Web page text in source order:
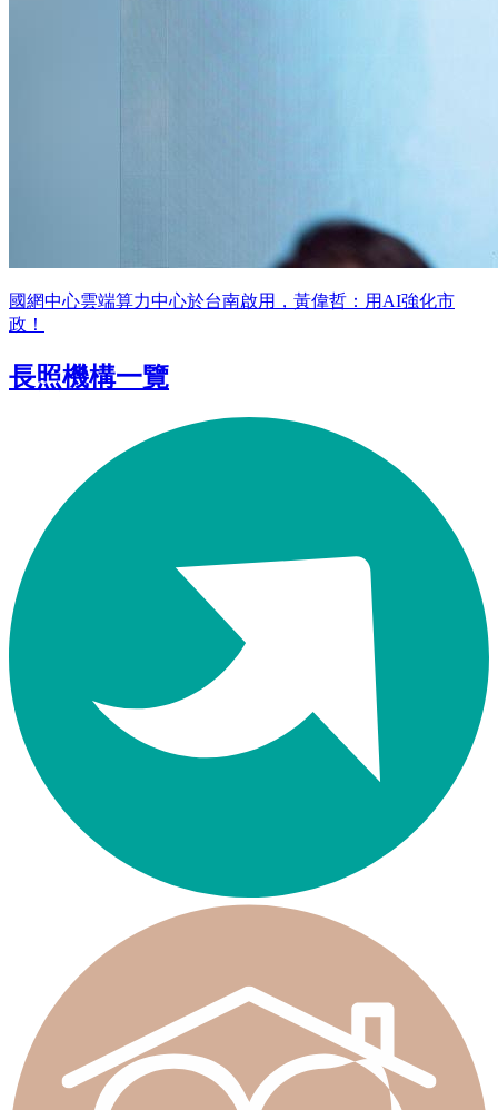
國網中心雲端算力中心於台南啟用，黃偉哲：用AI強化市
政！
長照機構一覽